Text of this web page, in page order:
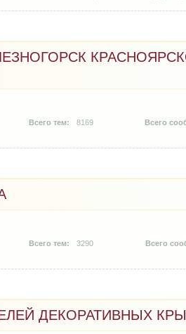
8169
3290
ДЕКОРАТИВНЫХ